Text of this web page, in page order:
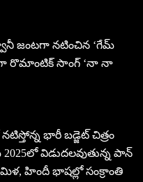
జంట‌గా న‌టించిన ‘గేమ్
రొమాంటిక్ సాంగ్‌ ‘నా నా
భారీ బ‌డ్జెట్ చిత్రం
విడుద‌ల‌వుతున్న పాన్
హిందీ భాష‌ల్లో సంక్రాంతి